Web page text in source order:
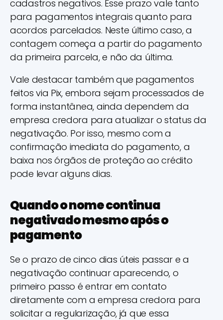
cadastros negativos. Esse prazo vale tanto
para pagamentos integrais quanto para
acordos parcelados. Neste último caso, a
contagem começa a partir do pagamento
da primeira parcela, e não da última.
Vale destacar também que pagamentos
feitos via Pix, embora sejam processados de
forma instantânea, ainda dependem da
empresa credora para atualizar o status da
negativação. Por isso, mesmo com a
confirmação imediata do pagamento, a
baixa nos órgãos de proteção ao crédito
pode levar alguns dias.
Quando o nome continua
negativado mesmo após o
pagamento
Se o prazo de cinco dias úteis passar e a
negativação continuar aparecendo, o
primeiro passo é entrar em contato
diretamente com a empresa credora para
solicitar a regularização, já que essa